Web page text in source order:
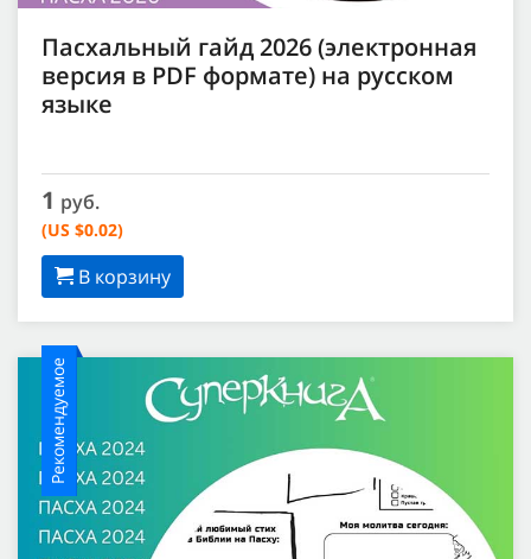
Пасхальный гайд 2026 (электронная
версия в PDF формате) на русском
языке
1 руб.
(US $0.02)
В корзину
Рекомендуемое